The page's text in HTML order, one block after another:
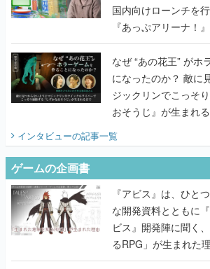
なぜ “あの花王” がホ
になったのか？ 敵に見つからないようにマ
ジックリンでこっそ
おそうじ』が生まれ
インタビューの記事一覧
『アビス』は、ひと
な開発資料とともに
るRPG」が生まれた
書】
なにが、人を「ロマ
か？『ロマサガ2』当
設定画から迫る、河